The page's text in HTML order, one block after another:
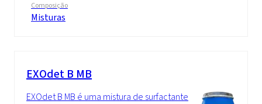
Composição
Misturas
EXOdet B MB
EXOdet B MB é uma mistura de surfactante